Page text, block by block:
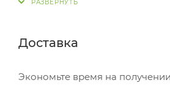
действия и имя держателя.
перенаправит вас на
Доставка
Экономьте время на